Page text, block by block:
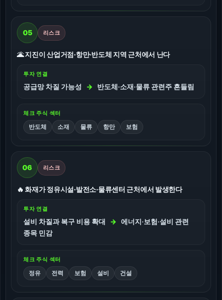
05 리스크
🌋 지진이 산업거점·항만·반도체 지역 근처에서 난다
투자 연결
공급망 차질 가능성 → 반도체·소재·물류 관련주 흔들림
체크 주식 섹터
반도체 소재 물류 항만 보험
06 리스크
🔥 화재가 정유시설·발전소·물류센터 근처에서 발생한다
투자 연결
설비 차질과 복구 비용 확대 → 에너지·보험·설비 관련
종목 민감
체크 주식 섹터
정유 전력 보험 설비 건설